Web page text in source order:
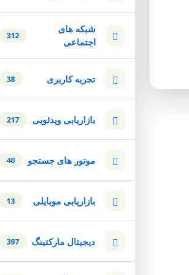
شبکه های
اجتماعی
312
تجربه کاربری 38
بازاریابی ویدئویی 217
موتور های جستجو 40
بازاریابی موبایلی 13
دیجیتال مارکتینگ 397